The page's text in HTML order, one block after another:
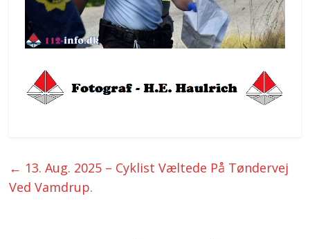
← 13. Aug. 2025 – Cyklist Væltede På Tøndervej
Ved Vamdrup.